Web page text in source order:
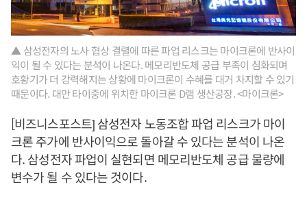
▲ 삼성전자의 노사 협상 결렬에 따른 파업 리스크는 마이크론에 반사이
익이 될 수 있다는 분석이 나온다. 메모리반도체 공급 부족이 심화되며
호황기가 더 강력해지는 상황에 마이크론이 수혜를 대거 차지할 수 있기
때문이다. 대만 타이중에 위치한 마이크론 D램 생산공장. <마이크론>
[비즈니스포스트] 삼성전자 노동조합 파업 리스크가 마이
크론 주가에 반사이익으로 돌아갈 수 있다는 분석이 나온
다. 삼성전자 파업이 실현되면 메모리반도체 공급 물량에
변수가 될 수 있다는 것이다.